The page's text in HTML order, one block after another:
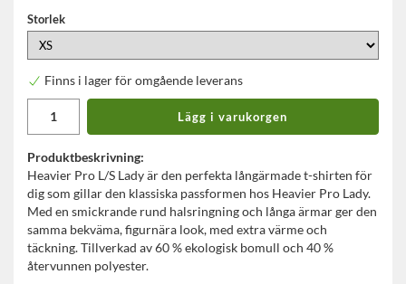
Storlek
Finns i lager för omgående leverans
Lägg i varukorgen
Produktbeskrivning:
Heavier Pro L/S Lady är den perfekta långärmade t-shirten för
dig som gillar den klassiska passformen hos Heavier Pro Lady.
Med en smickrande rund halsringning och långa ärmar ger den
samma bekväma, figurnära look, med extra värme och
täckning. Tillverkad av 60 % ekologisk bomull och 40 %
återvunnen polyester.